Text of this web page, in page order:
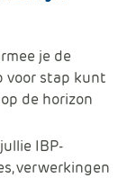
je de
voor stap kunt
de horizon
IBP-
verwerkingen